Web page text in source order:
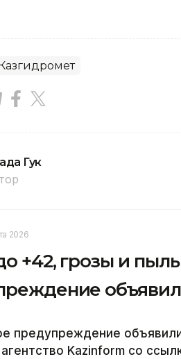
Казгидромет
Гук
2026
+42, грозы и
предупреждение объявили
Kazinform со